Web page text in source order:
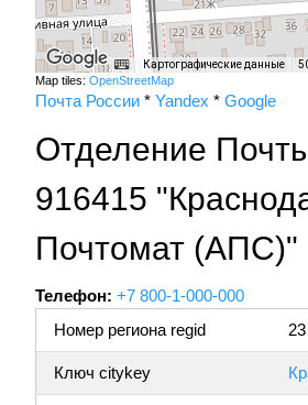
Картографические данные
Map tiles: OpenStreetMap
Почта России * Yandex * Google
Отделение
916415
Почтомат (АПС)"
Телефон: +7 800-1-000-000
Номер региона regid
23
Ключ citykey